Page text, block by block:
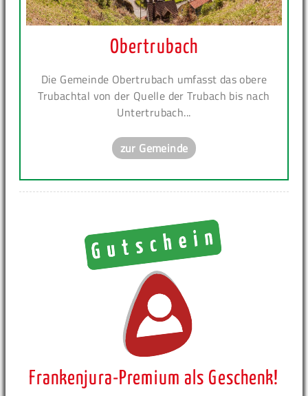
Obertrubach
Die Gemeinde Obertrubach umfasst das obere
Trubachtal von der Quelle der Trubach bis nach
Untertrubach...
zur Gemeinde
Frankenjura-Premium als Geschenk!